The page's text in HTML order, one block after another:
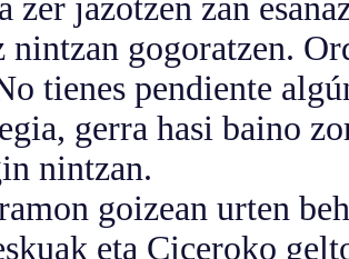
zer jazotzen zan
nintzan gogoratzen.
pendiente algún
gerra hasi baino
nintzan.
goizean urten
eta Ciceroko